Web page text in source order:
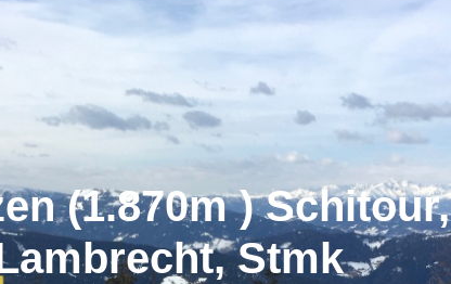
(1.870m ) Schitour,
Stmk